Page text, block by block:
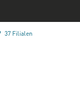
37 Filialen